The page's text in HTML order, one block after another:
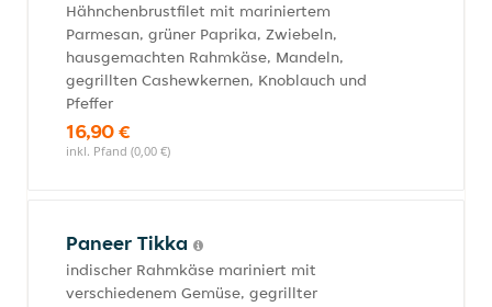
Hähnchenbrustfilet mit mariniertem
Parmesan, grüner Paprika, Zwiebeln,
hausgemachten Rahmkäse, Mandeln,
gegrillten Cashewkernen, Knoblauch und
Pfeffer
16,90 €
inkl. Pfand (0,00 €)
Paneer Tikka
indischer Rahmkäse mariniert mit
verschiedenem Gemüse, gegrillter